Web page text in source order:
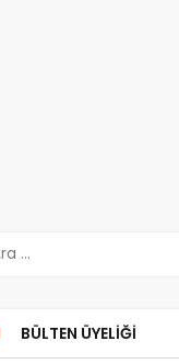
BÜLTEN ÜYELIĞI